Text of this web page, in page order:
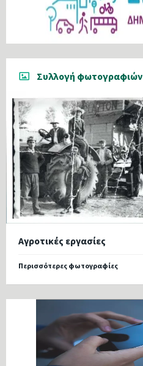
Συλλογή φωτογραφιών
Αγροτικές εργασίες
Περισσότερες φωτογραφίες